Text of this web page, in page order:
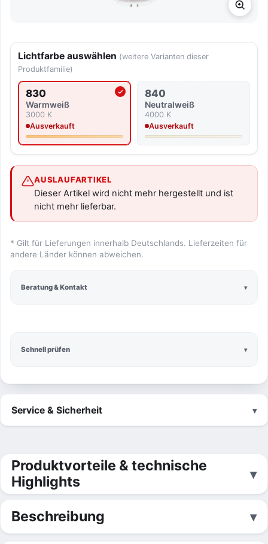
Lichtfarbe auswählen (weitere Varianten dieser
Produktfamilie)
830
Warmweiß
3000 K
Ausverkauft
Aktuell ausgewählte Lichtfarbe
840
Neutralweiß
4000 K
Ausverkauft
Schnell prüfen
AUSLAUFARTIKEL
Dieser Artikel wird nicht mehr hergestellt und ist
nicht mehr lieferbar.
* Gilt für Lieferungen innerhalb Deutschlands. Lieferzeiten für
andere Länder können abweichen.
Beratung & Kontakt
Service & Sicherheit
Produktvorteile & technische
Highlights
Beschreibung